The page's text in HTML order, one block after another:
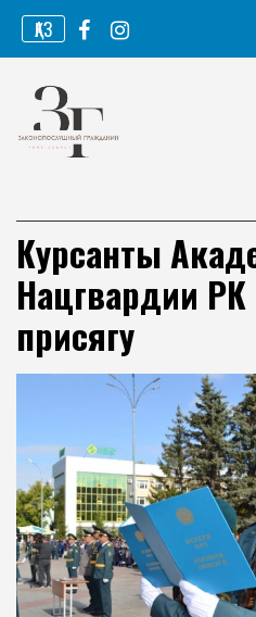
Перейти
содержимому
ҚАЗ
Курсанты
Нацгвардии
присягу